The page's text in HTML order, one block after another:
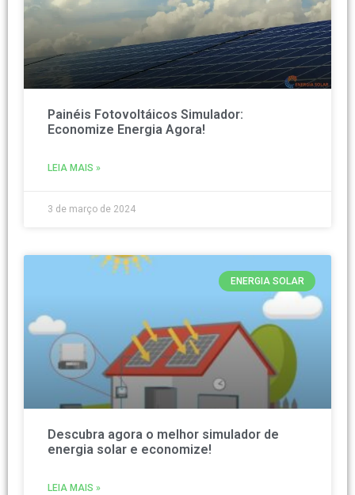
Painéis Fotovoltáicos Simulador:
Economize Energia Agora!
LEIA MAIS »
3 de março de 2024
ENERGIA SOLAR
Descubra agora o melhor simulador de
energia solar e economize!
LEIA MAIS »